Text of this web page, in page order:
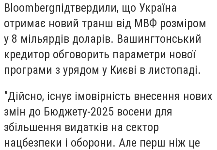
Bloombergпідтвердили, що Україна
отримає новий транш від МВФ розміром
у 8 мільярдів доларів. Вашингтонський
кредитор обговорить параметри нової
програми з урядом у Києві в листопаді.
"Дійсно, існує імовірність внесення нових
змін до Бюджету-2025 восени для
збільшення видатків на сектор
нацбезпеки і оборони. Але перш ніж це